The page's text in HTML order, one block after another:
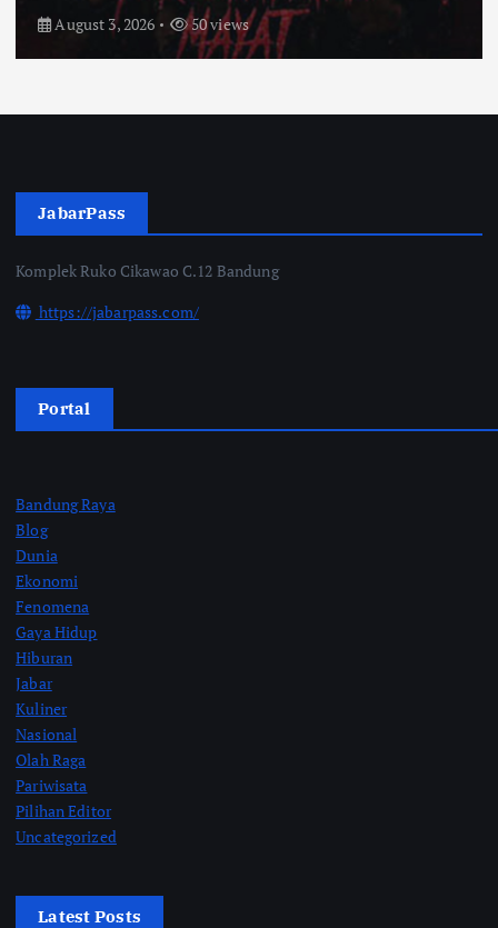
August 3, 2026 50 views
JabarPass
Komplek Ruko Cikawao C.12 Bandung
https://jabarpass.com/
Portal
Bandung Raya
Blog
Dunia
Ekonomi
Fenomena
Gaya Hidup
Hiburan
Jabar
Kuliner
Nasional
Olah Raga
Pariwisata
Pilihan Editor
Uncategorized
Latest Posts